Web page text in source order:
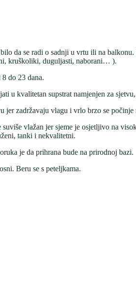
da se radi o sadnji u vrtu ili na
kruškoliki, duguljasti, naborani… ).
do 23 dana.
u kvalitetan supstrat namjenjen za
jer zadržavaju vlagu i vrlo brzo se
vlažan jer sjeme je osjetljivo na
tanki i nekvalitetni.
je da prihrana bude na prirodnoj bazi.
Beru se s peteljkama.